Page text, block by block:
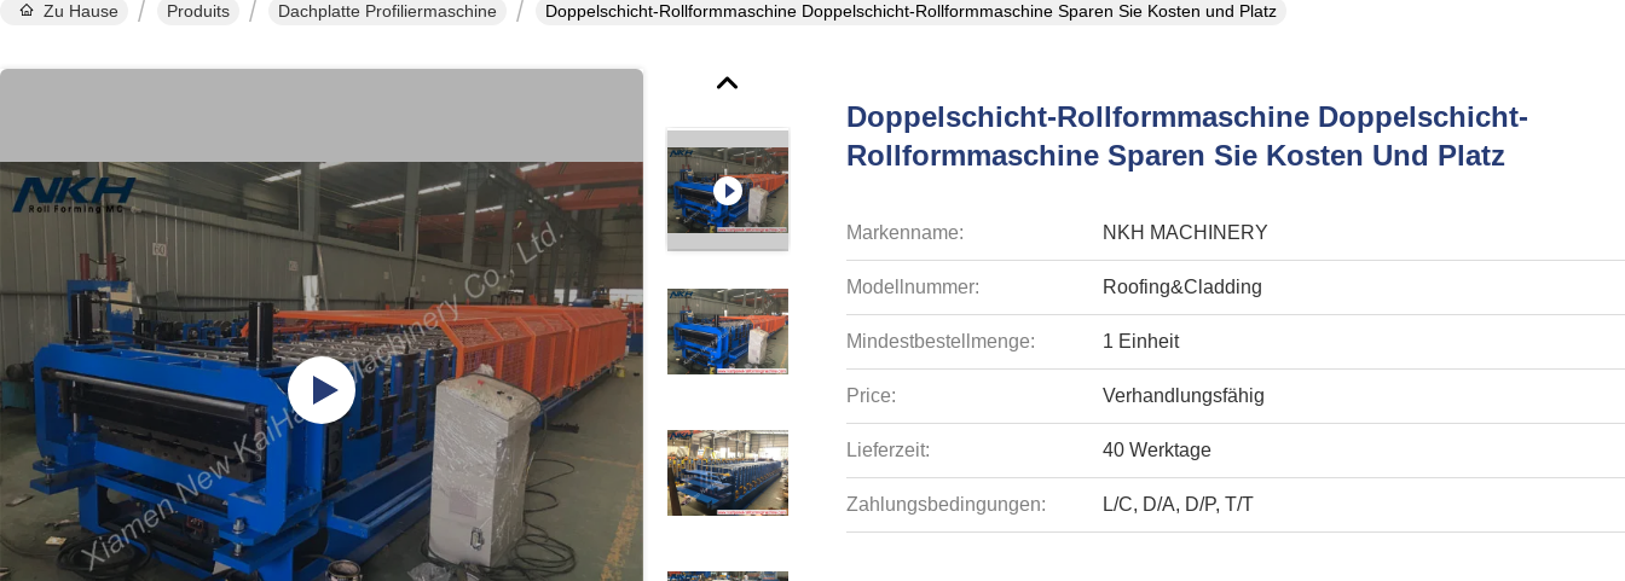
Zu Hause Produits Dachplatte Profiliermaschine Doppelschicht-Rollformmaschine Doppelschicht-Rollformmaschine Sparen Sie Kosten und Platz
Doppelschicht-Rollformmaschine Doppelschicht-
Rollformmaschine Sparen Sie Kosten Und Platz
Markenname: NKH MACHINERY
Modellnummer: Roofing&Cladding
Mindestbestellmenge: 1 Einheit
Price: Verhandlungsfähig
Lieferzeit: 40 Werktage
Zahlungsbedingungen: L/C, D/A, D/P, T/T